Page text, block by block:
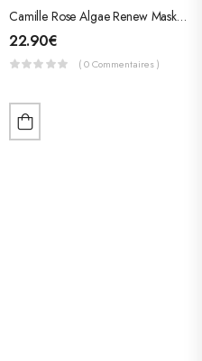
Camille Rose Algae Renew Mask (Masque Revitalisant)
22.90€
( 0 Commentaires )